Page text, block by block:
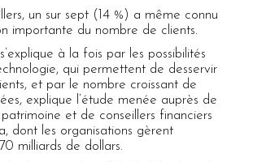
un sur sept (14 %) a même connu
importante du nombre de clients.
à la fois par les possibilités
qui permettent de desservir
et par le nombre croissant de
explique l’étude menée auprès de
et de conseillers financiers
dont les organisations gèrent
milliards de dollars.